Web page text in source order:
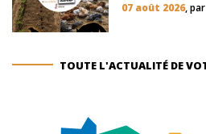
07 août 2026, par
TOUTE L'ACTUALITÉ DE